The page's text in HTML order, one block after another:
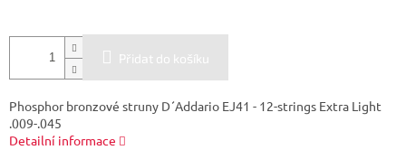
Přidat do košíku
Phosphor bronzové struny D´Addario EJ41 - 12-strings Extra Light
.009-.045
Detailní informace